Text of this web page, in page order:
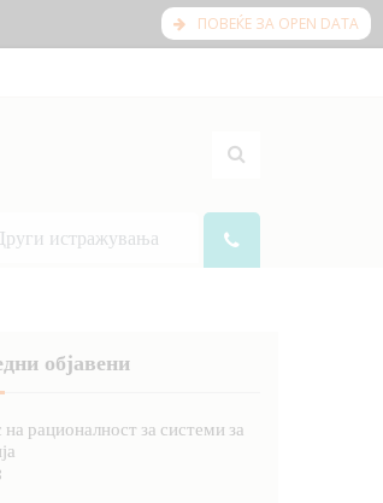
ПОВЕЌЕ ЗА OPEN DATA
истражувања
објавени
рационалност за системи за